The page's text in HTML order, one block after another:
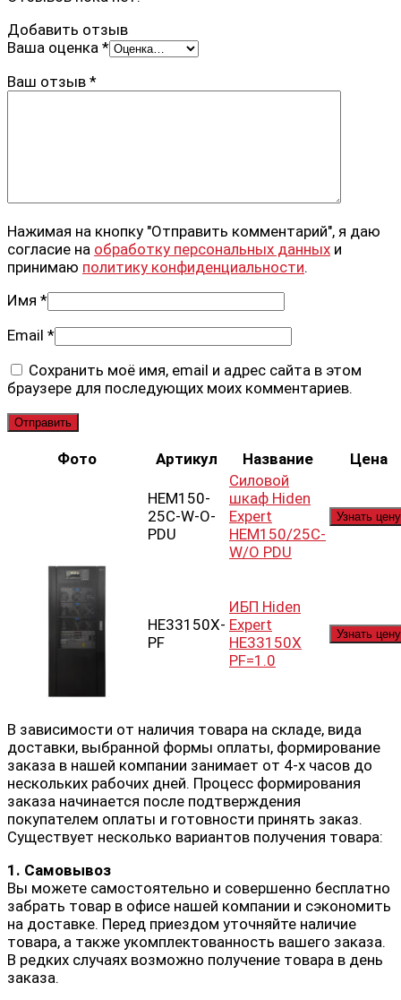
Добавить отзыв
Ваша оценка *
Ваш отзыв *
Нажимая на кнопку "Отправить комментарий", я даю
согласие на обработку персональных данных и
принимаю политику конфиденциальности.
Имя *
Email *
Сохранить моё имя, email и адрес сайта в этом
браузере для последующих моих комментариев.
Фото Артикул Название Цена
HEM150-
25C-W-O-
PDU
Силовой
шкаф Hiden
Expert
HEM150/25C-
W/O PDU
Узнать цену
HE33150X-
PF
ИБП Hiden
Expert
HE33150X
PF=1.0
Узнать цену
В зависимости от наличия товара на складе, вида
доставки, выбранной формы оплаты, формирование
заказа в нашей компании занимает от 4-х часов до
нескольких рабочих дней. Процесс формирования
заказа начинается после подтверждения
покупателем оплаты и готовности принять заказ.
Существует несколько вариантов получения товара:
1. Самовывоз
Вы можете самостоятельно и совершенно бесплатно
забрать товар в офисе нашей компании и сэкономить
на доставке. Перед приездом уточняйте наличие
товара, а также укомплектованность вашего заказа.
В редких случаях возможно получение товара в день
заказа.